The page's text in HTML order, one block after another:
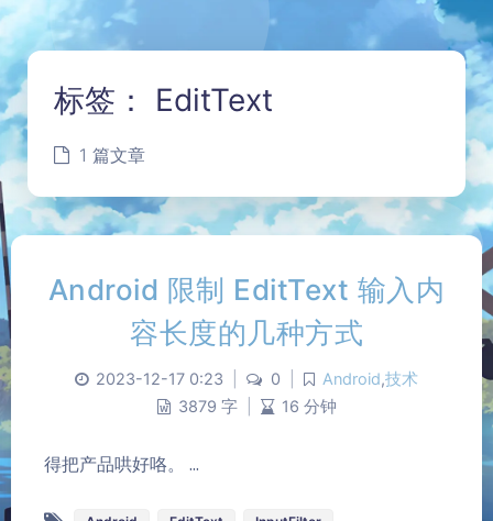
标签： EditText
1 篇文章
Android 限制 EditText 输入内
容长度的几种方式
2023-12-17 0:23 0 Android,技术
3879 字
16 分钟
得把产品哄好咯。 ...